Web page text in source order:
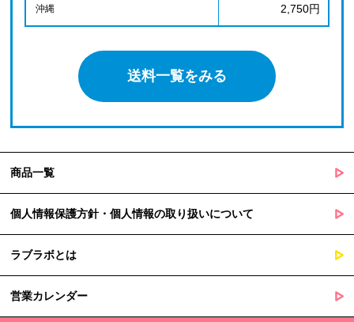
沖縄 2,750円
送料一覧をみる
商品一覧
個人情報保護方針・個人情報の取り扱いについて
ラブラボとは
営業カレンダー